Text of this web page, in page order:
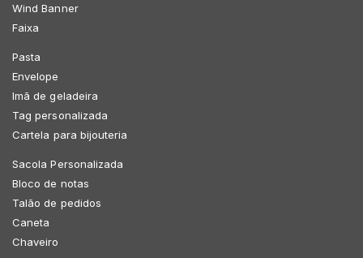
Wind Banner
Faixa
Pasta
Envelope
Imã de geladeira
Tag personalizada
Cartela para bijouteria
Sacola Personalizada
Bloco de notas
Talão de pedidos
Caneta
Chaveiro